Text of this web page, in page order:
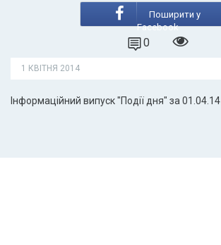
Поширити у
Facebook
0
1 КВІТНЯ 2014
Інформаційний випуск "Події дня" за 01.04.14